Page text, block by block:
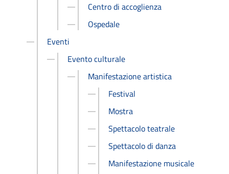
Centro di accoglienza
Ospedale
Eventi
Evento culturale
Manifestazione artistica
Festival
Mostra
Spettacolo teatrale
Spettacolo di danza
Manifestazione musicale